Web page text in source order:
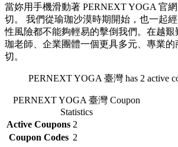
當妳用手機滑動著 PERNEXT YOGA 官
切。 我們從瑜珈沙漠時期開始，也一起
性風險都不能夠輕易的擊倒我們。在越
珈老師、企業團體一個更具多元、專業
切。
PERNEXT YOGA 臺灣 has 2 active
PERNEXT YOGA 臺灣 Coupon
Statistics
Active Coupons 2
Coupon Codes 2